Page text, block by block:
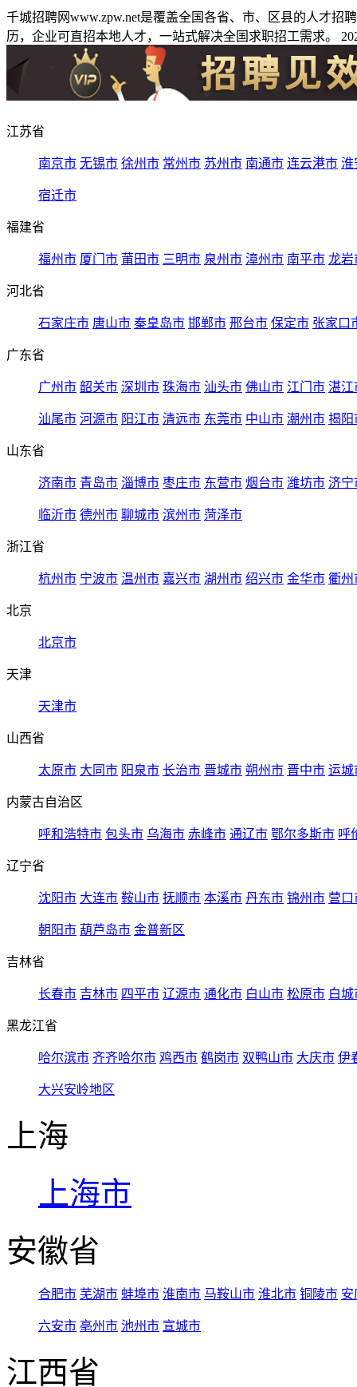
千城招聘网www.zpw.net是覆盖全国各省、市、区县的人才
历，企业可直招本地人才，一站式解决全国求职招工需求。
江苏省
南京市 无锡市 徐州市 常州市 苏州市 南通市 连云港市 淮
宿迁市
福建省
福州市 厦门市 莆田市 三明市 泉州市 漳州市 南平市 龙岩
河北省
石家庄市 唐山市 秦皇岛市 邯郸市 邢台市 保定市 张家口
广东省
广州市 韶关市 深圳市 珠海市 汕头市 佛山市 江门市 湛江
汕尾市 河源市 阳江市 清远市 东莞市 中山市 潮州市 揭阳
山东省
济南市 青岛市 淄博市 枣庄市 东营市 烟台市 潍坊市 济宁
临沂市 德州市 聊城市 滨州市 菏泽市
浙江省
杭州市 宁波市 温州市 嘉兴市 湖州市 绍兴市 金华市 衢州
北京
北京市
天津
天津市
山西省
太原市 大同市 阳泉市 长治市 晋城市 朔州市 晋中市 运城
内蒙古自治区
呼和浩特市 包头市 乌海市 赤峰市 通辽市 鄂尔多斯市 呼
辽宁省
沈阳市 大连市 鞍山市 抚顺市 本溪市 丹东市 锦州市 营口
朝阳市 葫芦岛市 金普新区
吉林省
长春市 吉林市 四平市 辽源市 通化市 白山市 松原市 白城
黑龙江省
哈尔滨市 齐齐哈尔市 鸡西市 鹤岗市 双鸭山市 大庆市 伊
大兴安岭地区
上海
上海市
安徽省
合肥市 芜湖市 蚌埠市 淮南市 马鞍山市 淮北市 铜陵市 安
六安市 亳州市 池州市 宣城市
江西省